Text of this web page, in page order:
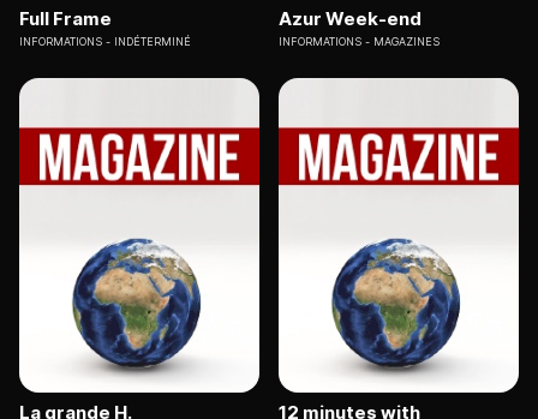
Full Frame
INFORMATIONS INDÉTERMINÉ
Azur Week-end
INFORMATIONS MAGAZINES
La grande H. 12 minutes with